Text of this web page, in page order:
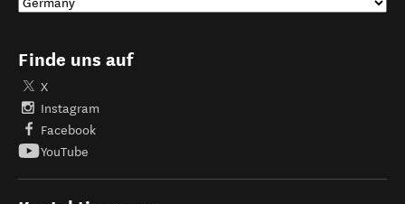
Finde uns auf
X
Instagram
Facebook
YouTube